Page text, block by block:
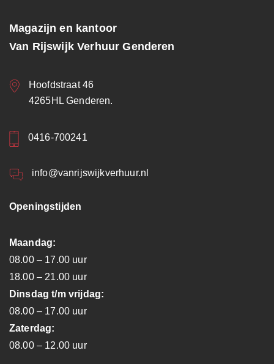
Magazijn en kantoor
Van Rijswijk Verhuur Genderen
Hoofdstraat 46
4265HL Genderen.
0416-700241
info@vanrijswijkverhuur.nl
Openingstijden
Maandag:
08.00 – 17.00 uur
18.00 – 21.00 uur
Dinsdag t/m vrijdag:
08.00 – 17.00 uur
Zaterdag:
08.00 – 12.00 uur